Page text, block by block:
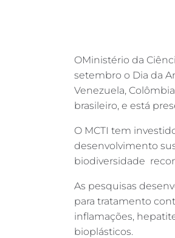
OMinistério da
setembro o Dia da
Venezuela,
brasileiro, e está
O MCTI tem
desenvolvimento
biodiversidade
As pesquisas
para tratamento
inflamações,
bioplásticos.